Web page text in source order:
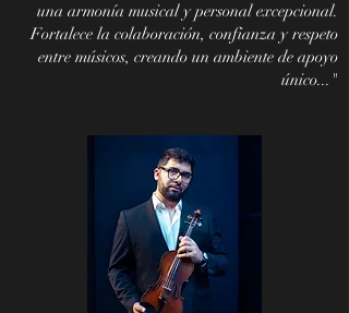
una armonía musical y personal excepcional.
Fortalece la colaboración, confianza y respeto
entre músicos, creando un ambiente de apoyo
único..."